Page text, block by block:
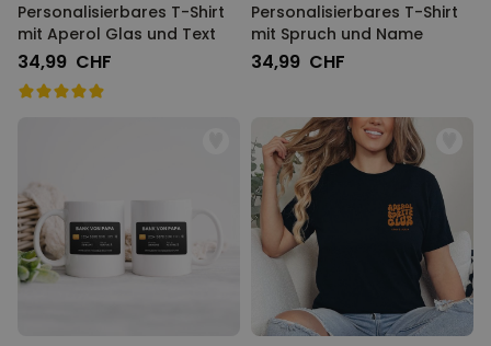
Personalisierbares T-Shirt
mit Aperol Glas und Text
34,99 CHF
Personalisierbares T-Shirt
mit Spruch und Name
34,99 CHF